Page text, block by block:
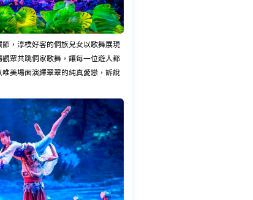
，淳樸好客的侗族兒女以歌舞展現
眾共跳侗家歌舞，讓每一位遊人都
美場面演繹翠翠的純真愛戀，訴說